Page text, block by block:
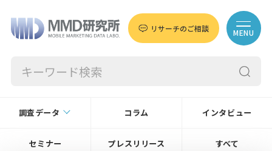
リサーチのご相談 MENU
調査データ コラム インタビュー
セミナー プレスリリース すべて